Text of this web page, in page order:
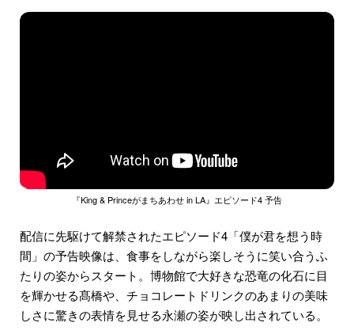
『King & Princeがまちあわせ in LA』エピソード4 予告
配信に先駆けて解禁されたエピソード4「僕が君を想う時
間」の予告映像は、食事をしながら楽しそうに笑い合うふ
たりの姿からスタート。博物館で大好きな恐竜の化石に目
を輝かせる髙橋や、チョコレートドリンクのあまりの美味
しさに驚きの表情を見せる永瀬の姿が映し出されている。